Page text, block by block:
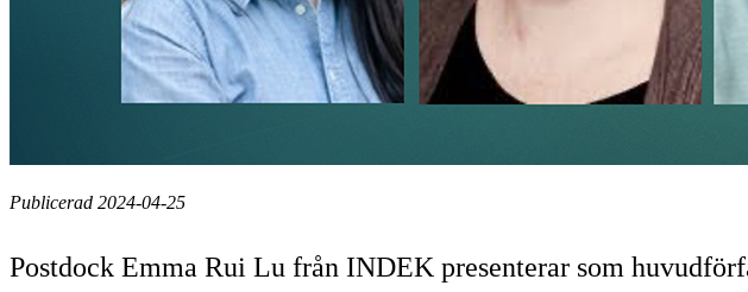
Publicerad 2024-04-25
Postdock Emma Rui Lu från INDEK presenterar som